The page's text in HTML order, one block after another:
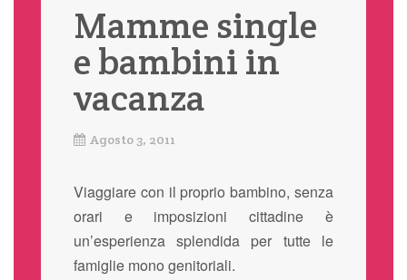
Mamme single
e bambini in
vacanza
Agosto 3, 2011
Viaggiare con il proprio bambino, senza
orari e imposizioni cittadine è
un’esperienza splendida per tutte le
famiglie mono genitoriali.